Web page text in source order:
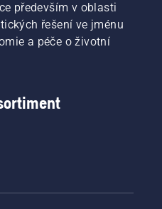
především v oblasti
řešení ve jménu
a péče o životní